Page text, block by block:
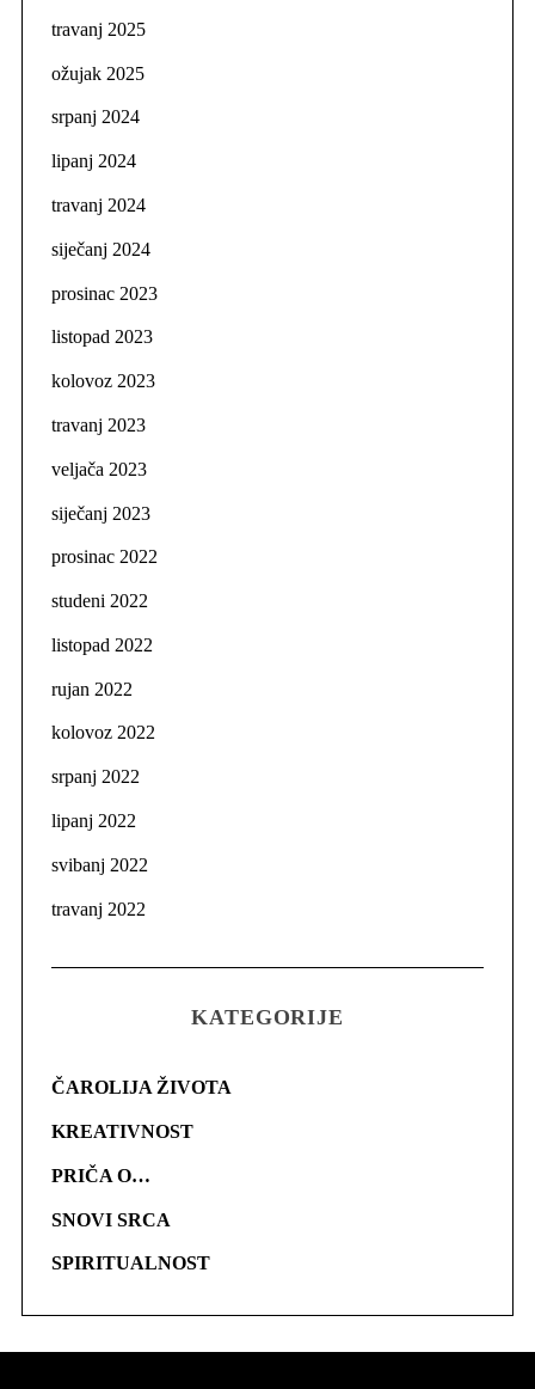
travanj 2025
ožujak 2025
srpanj 2024
lipanj 2024
travanj 2024
siječanj 2024
prosinac 2023
listopad 2023
kolovoz 2023
travanj 2023
veljača 2023
siječanj 2023
prosinac 2022
studeni 2022
listopad 2022
rujan 2022
kolovoz 2022
srpanj 2022
lipanj 2022
svibanj 2022
travanj 2022
KATEGORIJE
ČAROLIJA ŽIVOTA
KREATIVNOST
PRIČA O…
SNOVI SRCA
SPIRITUALNOST